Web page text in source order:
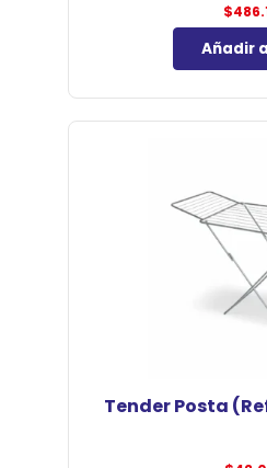
$
Añadir
Tender Posta